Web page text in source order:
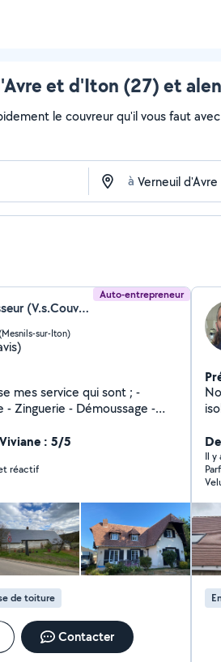
et d'Iton (27) et
le couvreur qu'il vous faut
à
Auto-entrepreneur
Steven Vavasseur (V.s.Couverture)
sur-Iton)
Zinguerie - Démoussage -
d'une garanti décennale V.s.Couverture
: 5/5
réactif
de toiture
Contacter
Noe
Il y